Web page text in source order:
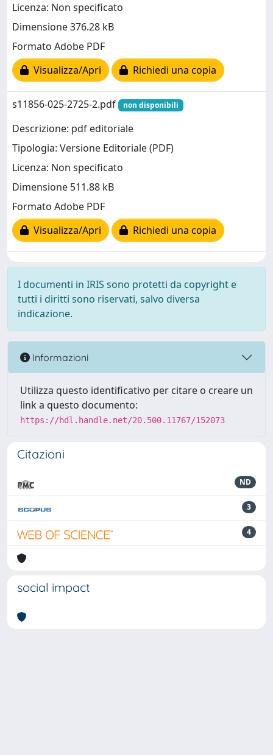
Licenza: Non specificato
Dimensione 376.28 kB
Formato Adobe PDF
Visualizza/Apri
Richiedi una copia
s11856-025-2725-2.pdf non disponibili
Descrizione: pdf editoriale
Tipologia: Versione Editoriale (PDF)
Licenza: Non specificato
Dimensione 511.88 kB
Formato Adobe PDF
Visualizza/Apri
Richiedi una copia
I documenti in IRIS sono protetti da copyright e
tutti i diritti sono riservati, salvo diversa
indicazione.
Informazioni
Utilizza questo identificativo per citare o creare un
link a questo documento:
https://hdl.handle.net/20.500.11767/152073
Citazioni
ND
3
4
social impact